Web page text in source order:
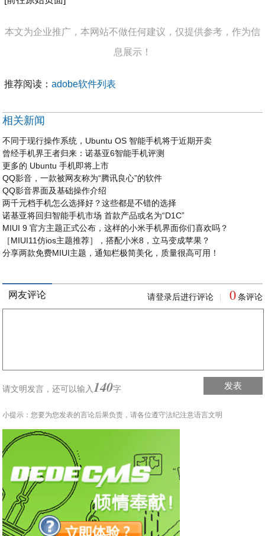
本文为企业推广，本网站不做任何建议，仅提供参考，作为信
息展示！
推荐阅读：adobe软件列表
相关新闻
不同于现行操作系统，Ubuntu OS 智能手机将于近期开卖
曾经手机界王者归来：诺基亚6智能手机评测
更多的 Ubuntu 手机即将上市
QQ影音，一款被网友称为“腾讯良心”的软件
QQ影音界面及基础操作介绍
两千元档手机怎么选择好？这些都是不错的选择
诺基亚将回归智能手机市场 首款产品或名为“D1C”
MIUI 9 官方主题正式公布，这样的小米手机界面你们喜欢吗？
［MIUI11仿ios主题推荐］，搭配小米8，立马变成苹果？
分享两款免费MIUI主题，通知栏极简美化，质量很高可用！
网友评论 请登录后进行评论 0 条评论
请文明发言，还可以输入 140字 发表
小提示：您要为您发表的言论后果负责，请各位遵守法纪注意语言文明